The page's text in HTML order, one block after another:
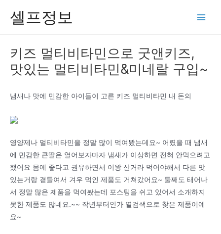
셀프정보
키즈 멀티비타민으로 굿앤키즈,
맛있는 멀티비타민&미네랄 구입~
냄새나 맛에 민감한 아이들이 고른 키즈 멀티비타민 내 돈의
영양제나 멀티비타민을 정말 많이 먹여봤는데요~ 어렸을 때 냄새
에 민감한 큰딸은 열어보자마자 냄새가 이상하면 전혀 안먹으려고
했어요 몸에 좋다고 권유하면서 이왕 산거라 먹어야해서 다른 맛
있는거랑 곁들여서 겨우 먹인 제품도 거쳐갔어요~ 둘째도 태어나
서 정말 많은 제품을 먹여봤는데 포스팅을 쉬고 있어서 소개하지
못한 제품도 많네요.~~ 작년부터인가 열검색으로 찾은 제품이예
요~